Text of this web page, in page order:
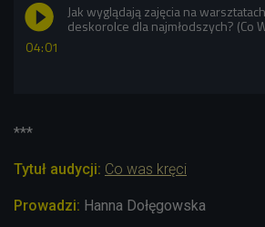
04:01
Jak wyglądają zajęcia na
deskorolce dla najmłodszych? (Co
***
Tytuł audycji: Co was kręci
Prowadzi: Hanna Dołęgowska